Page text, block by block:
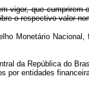
vigor, que
o respectivo valor
Nacional,
da República do
por entidades